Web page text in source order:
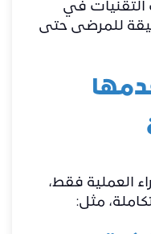
التقنيات في
للمرضى حتى
العملية فقط،
مثل: